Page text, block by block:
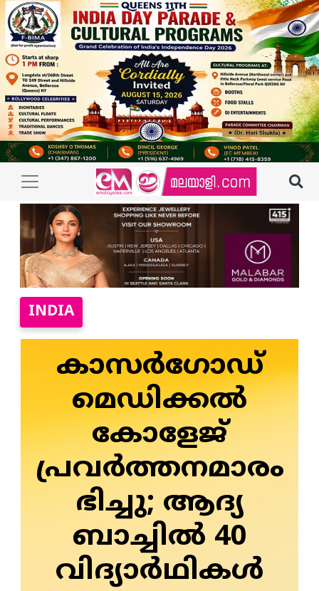
INDIA
കാസർഗോഡ്
മെഡിക്കൽ
കോളേജ്
പ്രവർത്തനമാരം
ഭിച്ചു; ആദ്യ
ബാച്ചിൽ 40
വിദ്യാർഥികൾ